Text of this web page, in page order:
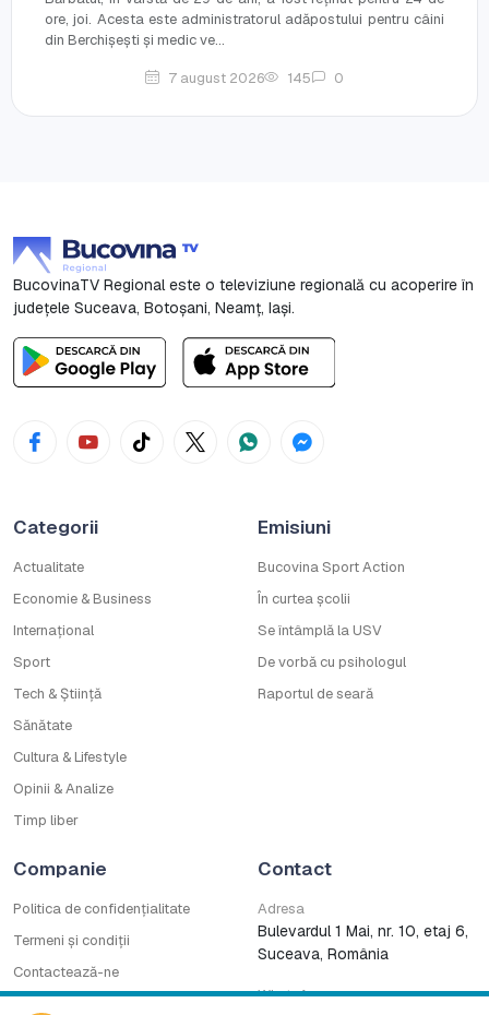
ore, joi. Acesta este administratorul adăpostului pentru câini
din Berchișești și medic ve...
7 august 2026 145 0
BucovinaTV Regional este o televiziune regională cu acoperire în
județele Suceava, Botoşani, Neamț, Iași.
Categorii
Actualitate
Economie & Business
Internațional
Sport
Tech & Știință
Sănătate
Cultura & Lifestyle
Opinii & Analize
Timp liber
Emisiuni
Bucovina Sport Action
În curtea școlii
Se întâmplă la USV
De vorbă cu psihologul
Raportul de seară
Companie
Politica de confidențialitate
Termeni și condiții
Contactează-ne
Contact
Adresa
Bulevardul 1 Mai, nr. 10, etaj 6,
Suceava, România
WhatsApp